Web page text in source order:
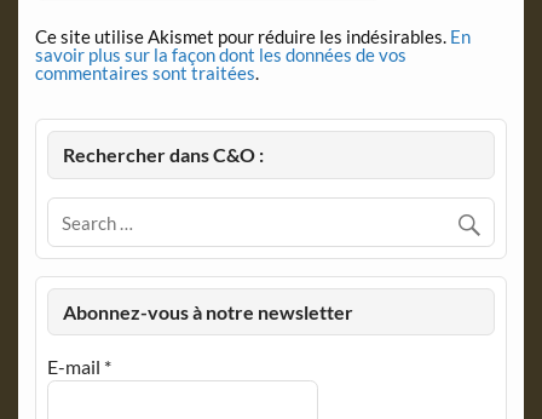
Ce site utilise Akismet pour réduire les indésirables. En
savoir plus sur la façon dont les données de vos
commentaires sont traitées.
Rechercher dans C&O :
Abonnez-vous à notre newsletter
E-mail *